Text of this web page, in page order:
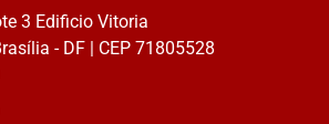
3 Edificio Vitoria
- DF | CEP 71805528